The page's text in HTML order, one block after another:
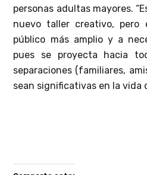
personas adultas mayores.
nuevo taller creativo,
público más amplio y a
pues se proyecta hacia
separaciones (familiares,
sean significativas en la vida